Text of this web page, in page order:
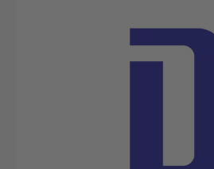
Afbeeldingengalerij overslaan